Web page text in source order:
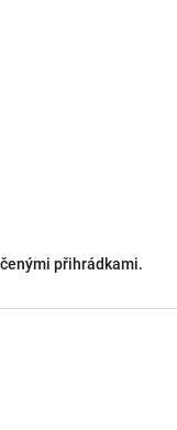
přihrádkami.